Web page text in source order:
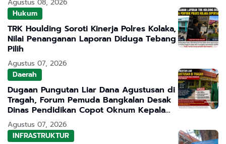
Hukum
TRK Houlding Soroti Kinerja Polres Kolaka,
Nilai Penanganan Laporan Diduga Tebang
Pilih
Agustus 07, 2026
Daerah
Dugaan Pungutan Liar Dana Agustusan di
Tragah, Forum Pemuda Bangkalan Desak
Dinas Pendidikan Copot Oknum Kepala
Sekolah
Agustus 07, 2026
INFRASTRUKTUR